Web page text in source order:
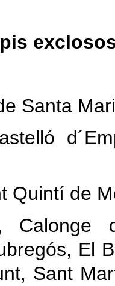
Santa
Quintí de
Calonge
El
Sant